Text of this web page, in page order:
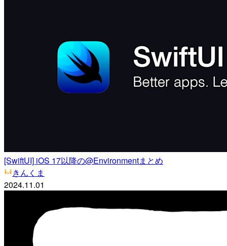
[SwiftUI] iOS 17以降の@Environmentまとめ
きんくま
2024.11.01